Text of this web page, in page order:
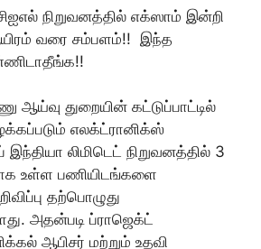
நிறுவனத்தில் எக்ஸாம் இன்றி
வரை சம்பளம்!! இந்த
ஆய்வு துறையின் கட்டுப்பாட்டில்
எலக்ட்ரானிக்ஸ்
லிமிடெட் நிறுவனத்தில் 3
உள்ள பணியிடங்களை
தற்பொழுது
அதன்படி ப்ராஜெக்ட்
ஆபிசர் மற்றும் உதவி